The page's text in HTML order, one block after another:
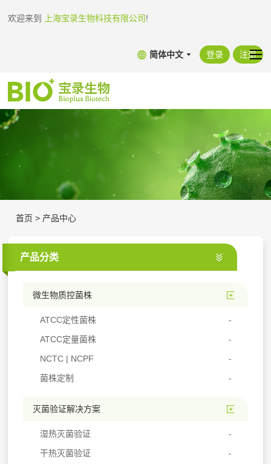
欢迎来到 上海宝录生物科技有限公司!
简体中文 登录 注册
首页 > 产品中心
产品分类
微生物质控菌株
ATCC定性菌株
ATCC定量菌株
NCTC | NCPF
菌株定制
灭菌验证解决方案
湿热灭菌验证
干热灭菌验证